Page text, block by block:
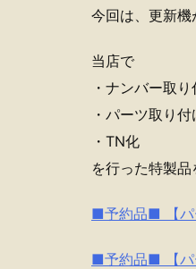
今回は、更新機
当店で
・ナンバー取り
・パーツ取り付
・TN化
を行った特製品
■予約品■ 【パ
■予約品■ 【パ